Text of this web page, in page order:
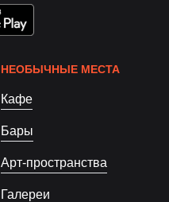
НЕОБЫЧНЫЕ МЕСТА
Кафе
Бары
Арт-пространства
Галереи